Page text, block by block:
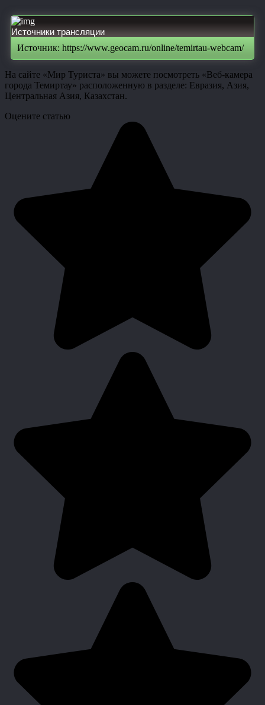
Источники трансляции
Источник: https://www.geocam.ru/online/temirtau-webcam/
На сайте «Мир Туриста» вы можете посмотреть «Веб-камера
города Темиртау» расположенную в разделе: Евразия, Азия,
Центральная Азия, Казахстан.
Оцените статью